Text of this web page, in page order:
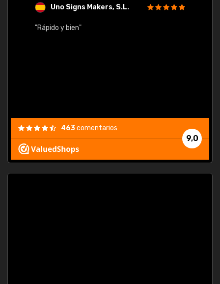
Uno Signs Makers, S.L.
"Rápido y bien"
9,0
463comentarios